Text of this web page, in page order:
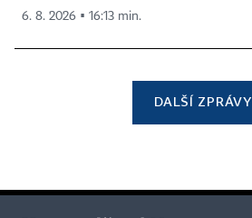
6. 8. 2026 ▪ 16:13 min.
DALŠÍ ZPRÁVY